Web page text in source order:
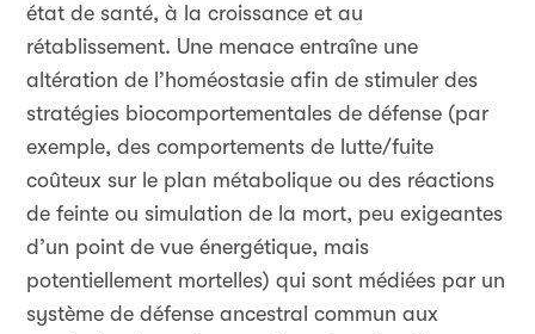
état de santé, à la croissance et au
rétablissement. Une menace entraîne une
altération de l’homéostasie afin de stimuler des
stratégies biocomportementales de défense (par
exemple, des comportements de lutte/fuite
coûteux sur le plan métabolique ou des réactions
de feinte ou simulation de la mort, peu exigeantes
d’un point de vue énergétique, mais
potentiellement mortelles) qui sont médiées par un
système de défense ancestral commun aux